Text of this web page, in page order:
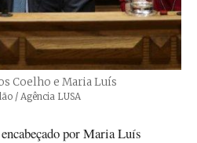
Coelho e Maria Luís
/ Agência LUSA
por Maria Luís